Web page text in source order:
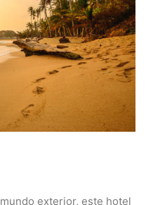
exterior, este hotel